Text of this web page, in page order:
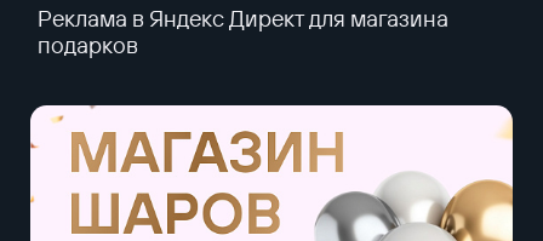
Реклама в Яндекс Директ для магазина
подарков